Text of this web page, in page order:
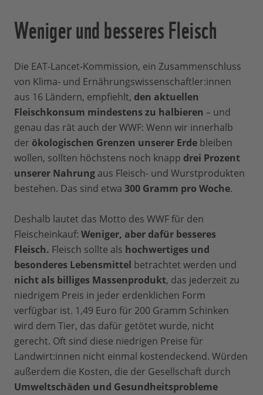
Weniger und besseres Fleisch
Die EAT-Lancet-Kommission, ein Zusammenschluss
von Klima- und Ernährungswissenschaftler:innen
aus 16 Ländern, empfiehlt, den aktuellen
Fleischkonsum mindestens zu halbieren – und
genau das rät auch der WWF: Wenn wir innerhalb
der ökologischen Grenzen unserer Erde bleiben
wollen, sollten höchstens noch knapp drei Prozent
unserer Nahrung aus Fleisch- und Wurstprodukten
bestehen. Das sind etwa 300 Gramm pro Woche.
Deshalb lautet das Motto des WWF für den
Fleischeinkauf: Weniger, aber dafür besseres
Fleisch. Fleisch sollte als hochwertiges und
besonderes Lebensmittel betrachtet werden und
nicht als billiges Massenprodukt, das jederzeit zu
niedrigem Preis in jeder erdenklichen Form
verfügbar ist. 1,49 Euro für 200 Gramm Schinken
wird dem Tier, das dafür getötet wurde, nicht
gerecht. Oft sind diese niedrigen Preise für
Landwirt:innen nicht einmal kostendeckend. Würden
außerdem die Kosten, die der Gesellschaft durch
Umweltschäden und Gesundheitsprobleme